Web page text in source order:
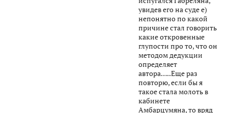
увидев его на суде е)
непонятно по какой
причине стал говорить
какие откровенные
глупости про то, что он
методом дедукции
определяет
автора…..Еще раз
повторю, если бы я
такое стала молоть в
кабинете
Амбарцумяна, то вряд